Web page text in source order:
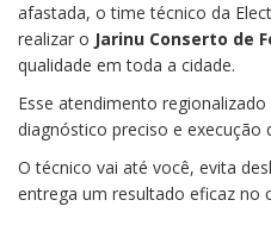
afastada, o time técnico da
realizar o Jarinu Conserto de
qualidade em toda a cidade.
Esse atendimento
diagnóstico preciso e execução
O técnico vai até você, evita
entrega um resultado eficaz no